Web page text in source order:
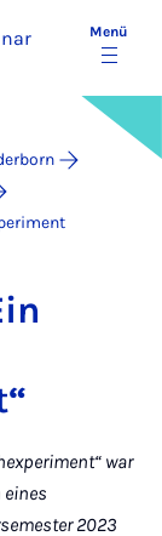
Menü
war
2023